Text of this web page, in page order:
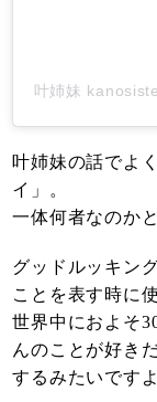
叶姉妹
叶姉妹の話でよ
イ」。
一体何者なのか
グッドルッキン
ことを表す時に
世界中におよそ
んのことが好き
するみたいですよ